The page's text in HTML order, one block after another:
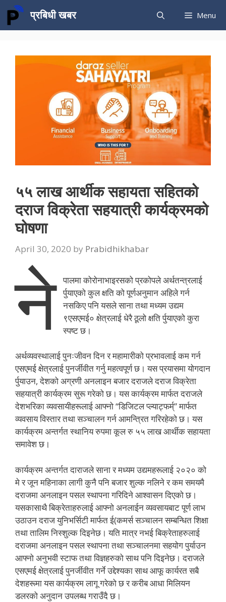
Skip
content
प्रबिधी खबर Menu
५५ लाख आर्थीक सहायता सहितको
दराज विक्रेता सहयात्री कार्यक्रमको
घोषणा
April 30, 2020 by Prabidhikhabar
ने
पालमा कोरोनाभाइरसको प्रकोपले अर्थतन्त्रलाई
र्पुयाएको कुल क्षति को पूर्णअनुमान अहिले गर्न
नसकिए पनि यसले साना तथा मध्यम उद्यम
९एसएमई० क्षेत्रलाई धेरै ठूलो क्षति र्पुयाएको कुरा
स्पष्ट छ।
अर्थव्यवस्थालाई पुनःजीवन दिन र महामारीको प्रभावलाई कम गर्न
एसएमई क्षेत्रलाई पुनर्जीवीत गर्नु महत्वपूर्ण छ। यस प्रयासमा योगदान
र्पुयाउन, देशको अग्रणी अनलाइन बजार दराजले दराज विक्रेता
सहयात्री कार्यक्रम सुरू गरेको छ। यस कार्यक्रम मार्फत दराजले
देशभरिका व्यवसायीहरूलाई आफ्नो “डिजिटल प्ल्याट्फर्म्” मार्फत
व्यवसाय विस्तार तथा सञ्चालन गर्न आमन्त्रित गरिरहेको छ। यस
कार्यक्रम अन्तर्गत स्थानिय रुपमा कूल रु ५५ लाख आर्थीक सहायता
समावेश छ।
कार्यक्रम अन्तर्गत दाराजले साना र मध्यम उद्यमहरूलाई २०२० को
मे र जून महिनाका लागी कुनै पनि बजार शुल्क नलिने र कम समयमै
दराजमा अनलाइन पसल स्थापना गरिदिने आश्वासन दिएको छ।
यसकासाथै बिक्रेताहरुलाई आफ्नो अनलाईन व्यवसायबाट पूर्ण लाभ
उठाउन दराज युनिभर्सिटी मार्फत ई(कमर्स सञ्चालन सम्बन्धित शिक्षा
तथा तालिम निस्शुल्क दिइनेछ। यति मात्र नभई बिक्रेताहरुलाई
दराजमा अनलाइन पसल स्थापना तथा सञ्चालनमा सहयोग पुर्याउन
आफ्नो अनुभवी स्टाफ तथा विज्ञहरुको साथ पनि दिइनेछ। दराजले
एसएमई क्षेत्रलाई पुनर्जीवीत गर्ने उद्देश्यका साथ आफू कार्यरत सबै
देशहरूमा यस कार्यक्रम लागू गरेको छ र करीब आधा मिलियन
डलरको अनुदान उपलब्ध गराउँदै छ।